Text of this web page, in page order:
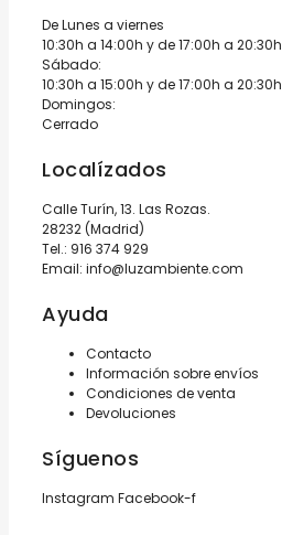
De Lunes a viernes
10:30h a 14:00h y de 17:00h a 20:30h
Sábado:
10:30h a 15:00h y de 17:00h a 20:30h
Domingos:
Cerrado
Localízados
Calle Turín, 13. Las Rozas.
28232 (Madrid)
Tel.: 916 374 929
Email: info@luzambiente.com
Ayuda
Contacto
Información sobre envíos
Condiciones de venta
Devoluciones
Síguenos
Instagram Facebook-f